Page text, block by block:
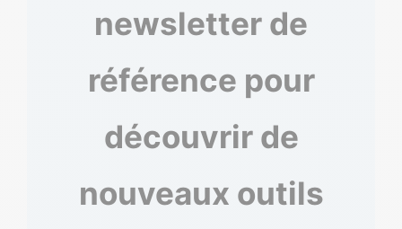
newsletter de
référence pour
découvrir de
nouveaux outils